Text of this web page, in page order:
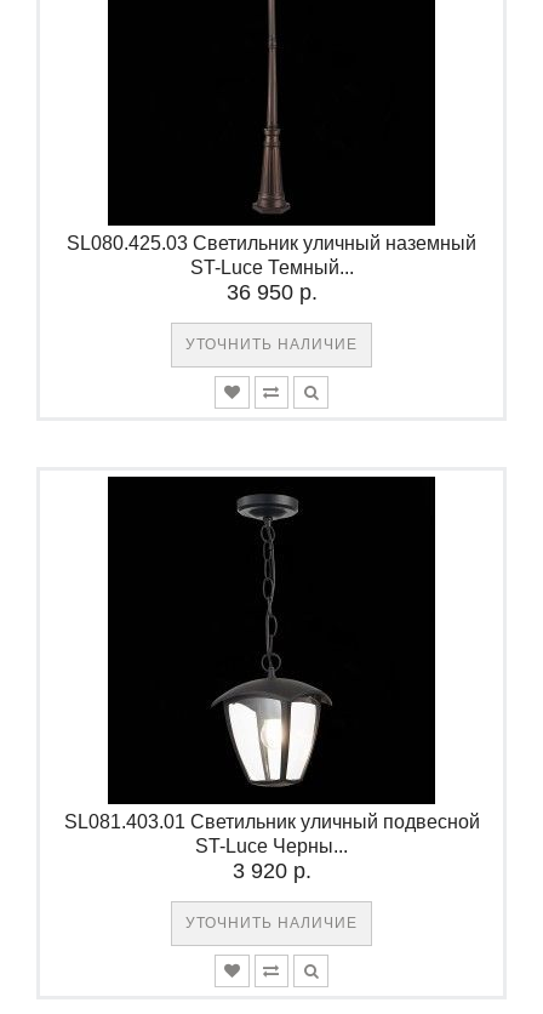
SL080.425.03 Светильник уличный наземный
ST-Luce Темный...
36 950 р.
УТОЧНИТЬ НАЛИЧИЕ
SL081.403.01 Светильник уличный подвесной
ST-Luce Черны...
3 920 р.
УТОЧНИТЬ НАЛИЧИЕ